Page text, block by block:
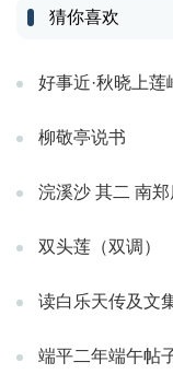
猜你喜欢
好事近·秋晓上莲
柳敬亭说书
浣溪沙 其二 南郑
双头莲（双调）
读白乐天传及文
端平二年端午帖